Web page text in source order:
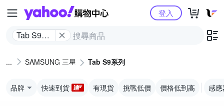
Yahoo購物中心
Tab S9系
登入
SAMSUNG 三星 Tab S9系列
品牌 快速到貨 有現貨 挑戰低價 價格低到高 感